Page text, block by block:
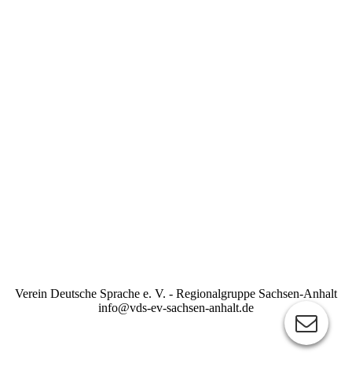
Verein Deutsche Sprache e. V. - Regionalgruppe Sachsen-Anhalt
info@vds-ev-sachsen-anhalt.de